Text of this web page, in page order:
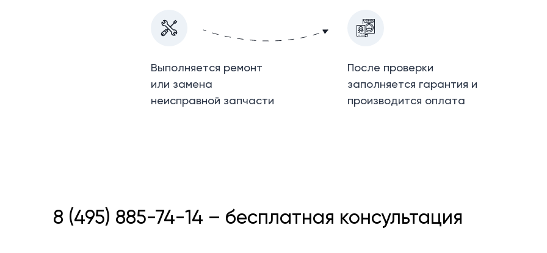
Выполняется ремонт
или замена
неисправной запчасти
После проверки
заполняется гарантия и
производится оплата
8 (495) 885-74-14 – бесплатная консультация